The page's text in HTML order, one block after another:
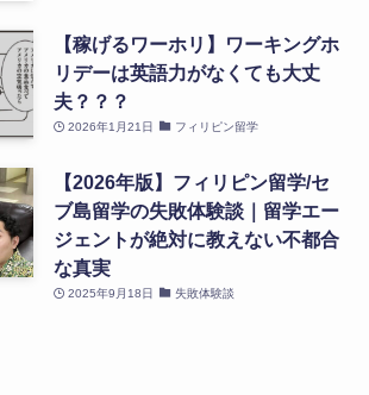
【稼げるワーホリ】ワーキングホ
リデーは英語力がなくても大丈
夫？？？
2026年1月21日 フィリピン留学
【2026年版】フィリピン留学/セ
ブ島留学の失敗体験談｜留学エー
ジェントが絶対に教えない不都合
な真実
2025年9月18日 失敗体験談